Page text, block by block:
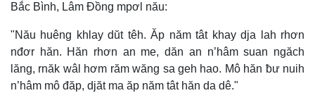
Bắc Bình, Lâm Đồng mpơl nău:
"Nău huêng khlay dŭt têh. Ăp năm tât khay dja lah rhơn
nđơr hăn. Hăn rhơn an me, dăn an n’hâm suan ngăch
lăng, rnăk wâl hơm răm wăng sa geh hao. Mô hăn ƀư nuih
n’hâm mô đăp, djăt ma ăp năm tât hăn da dê."